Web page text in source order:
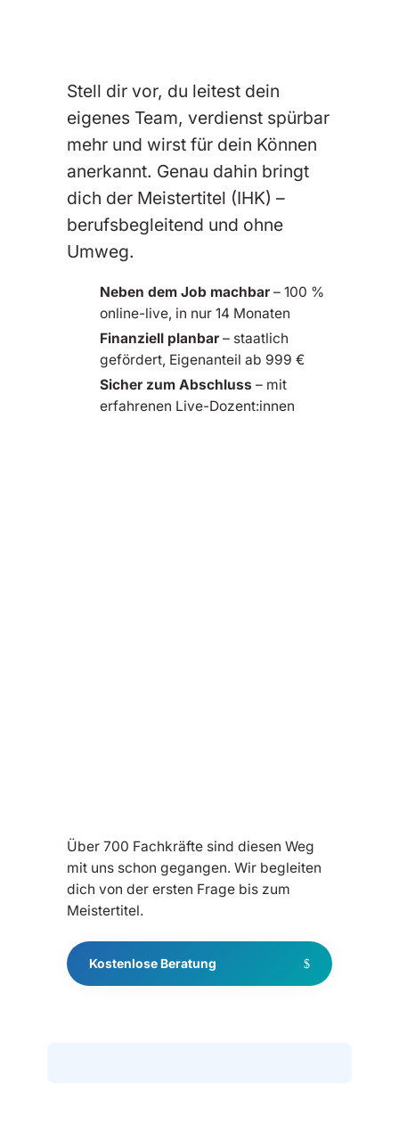
Stell dir vor, du leitest dein
eigenes Team, verdienst spürbar
mehr und wirst für dein Können
anerkannt. Genau dahin bringt
dich der Meistertitel (IHK) –
berufsbegleitend und ohne
Umweg.
Neben dem Job machbar – 100 %
online-live, in nur 14 Monaten
Finanziell planbar – staatlich
gefördert, Eigenanteil ab 999 €
Sicher zum Abschluss – mit
erfahrenen Live-Dozent:innen
Über 700 Fachkräfte sind diesen Weg
mit uns schon gegangen. Wir begleiten
dich von der ersten Frage bis zum
Meistertitel.
Kostenlose Beratung